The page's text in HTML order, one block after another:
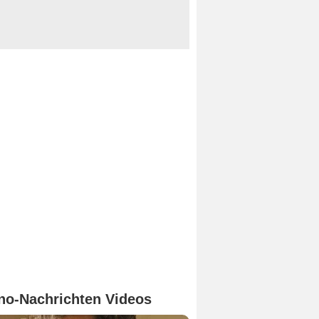
Nachrichten Videos